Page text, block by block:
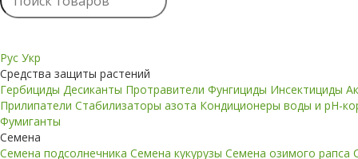
Рус Укр
Средства защиты растений
Гербициды Десиканты Протравители Фунгициды Инсектициды
Прилипатели Стабилизаторы азота Кондиционеры воды и pH-
Фумиганты
Семена
Семена подсолнечника Семена кукурузы Семена озимого рапса